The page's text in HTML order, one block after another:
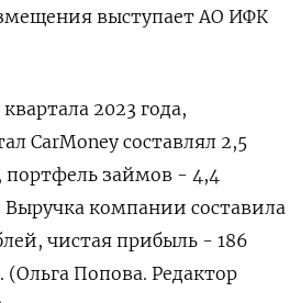
выступает АО ИФК
2023 года,
CarMoney составлял 2,5
портфель займов - 4,4
компании составила
чистая прибыль - 186
Попова. Редактор